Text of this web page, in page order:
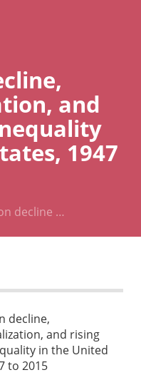
and
1947
decline …
decline,
and rising
in the United
to 2015